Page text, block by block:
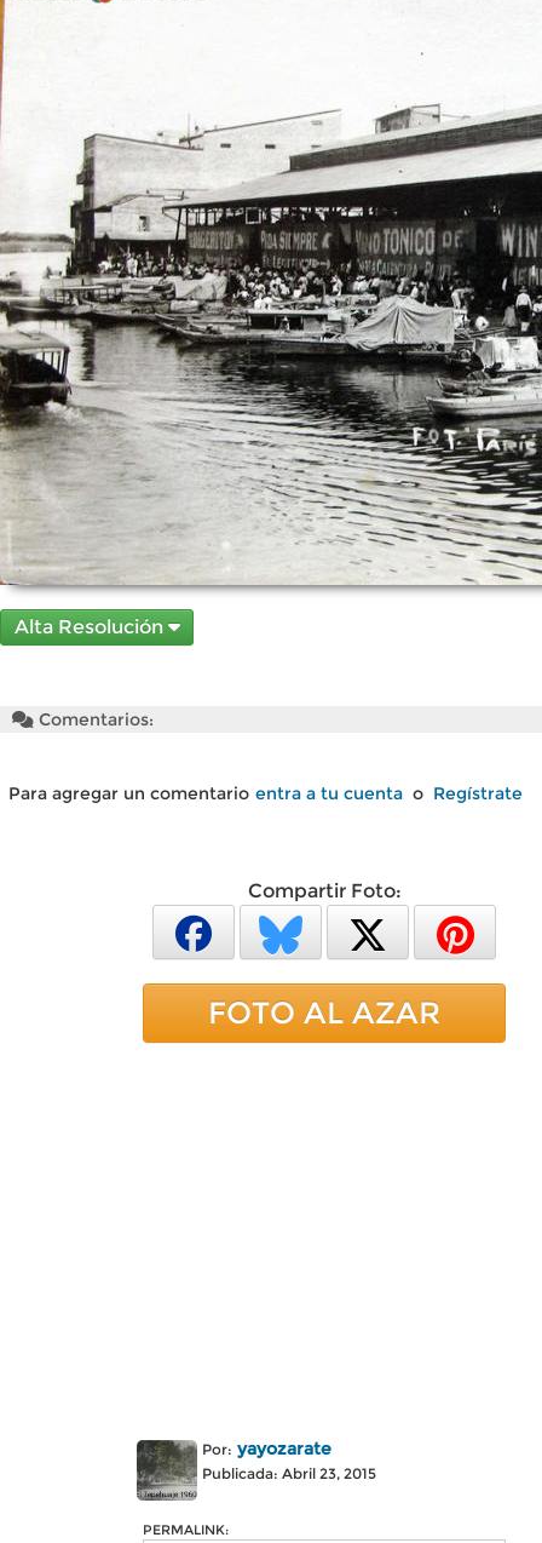
Alta Resolución
Comentarios:
Para agregar un comentario entra a tu cuenta o Regístrate
Compartir Foto:
FOTO AL AZAR
Por: yayozarate
Publicada: Abril 23, 2015
PERMALINK: